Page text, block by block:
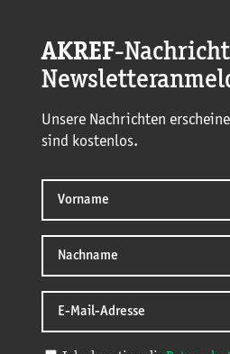
AKREF-
Unsere Nachrichten
sind kostenlos.